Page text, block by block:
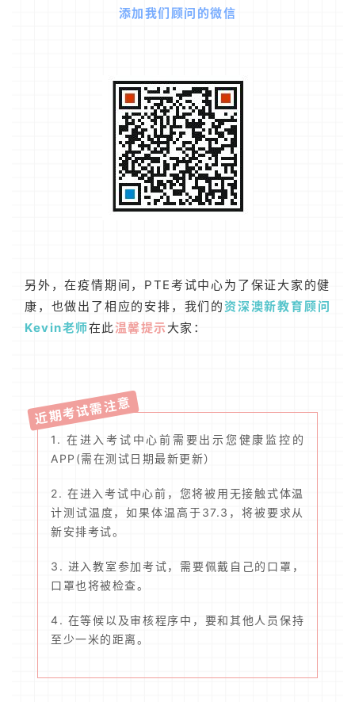
伦
添加我们顾问的微信
另外，在疫情期间，PTE考试中心为了保证大家的健
康，也做出了相应的安排，我们的资深澳新教育顾问
Kevin老师在此温馨提示 大家：
近期考试需注意
1. 在进入考试中心前需要出示您健康监控的
APP(需在测试日期最新更新）
2. 在进入考试中心前，您将被用无接触式体温
计测试温度，如果体温高于37.3，将被要求从
新安排考试。
3. 进入教室参加考试，需要佩戴自己的口罩，
口罩也将被检查。
4. 在等候以及审核程序中，要和其他人员保持
至少一米的距离。